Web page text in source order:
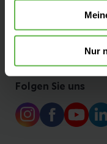
Nur
Ihre
Folgen Sie uns